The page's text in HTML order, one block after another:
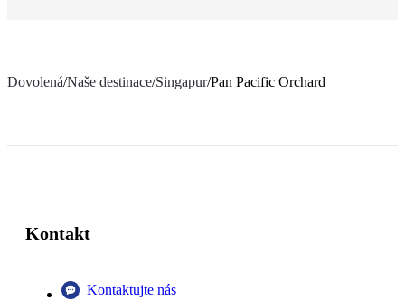
Dovolená/Naše destinace/Singapur/Pan Pacific Orchard
Kontakt
Kontaktujte nás